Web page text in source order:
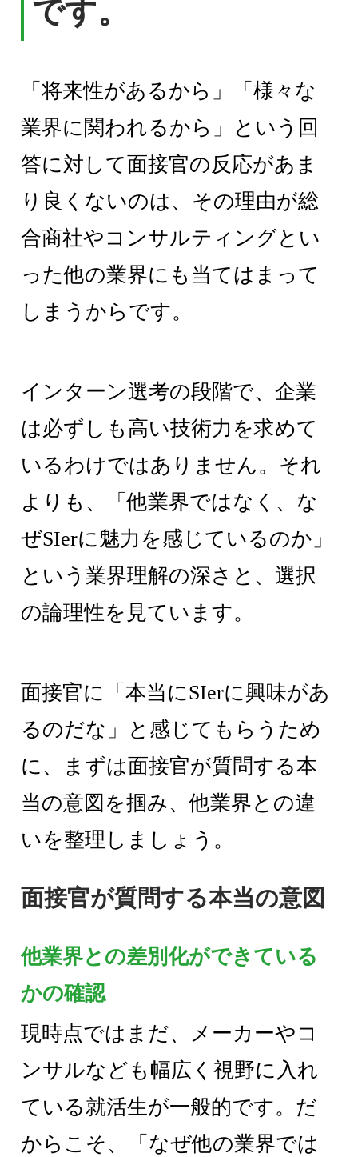
です。
「将来性があるから」「様々な
業界に関われるから」という回
答に対して面接官の反応があま
り良くないのは、その理由が総
合商社やコンサルティングとい
った他の業界にも当てはまって
しまうからです。
インターン選考の段階で、企業
は必ずしも高い技術力を求めて
いるわけではありません。それ
よりも、「他業界ではなく、な
ぜSIerに魅力を感じているのか」
という業界理解の深さと、選択
の論理性を見ています。
面接官に「本当にSIerに興味があ
るのだな」と感じてもらうため
に、まずは面接官が質問する本
当の意図を掴み、他業界との違
いを整理しましょう。
面接官が質問する本当の意図
他業界との差別化ができている
かの確認
現時点ではまだ、メーカーやコ
ンサルなども幅広く視野に入れ
ている就活生が一般的です。だ
からこそ、「なぜ他の業界では